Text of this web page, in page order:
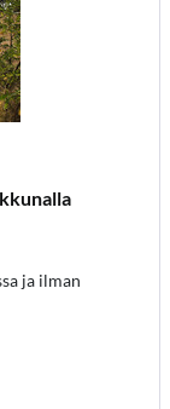
ja ilman